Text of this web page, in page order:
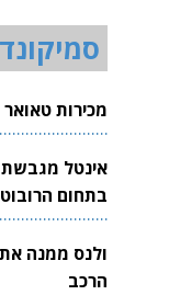
מכירות טאואר
אינטל מגבשת
בתחום
ולנס ממנה
הרכב